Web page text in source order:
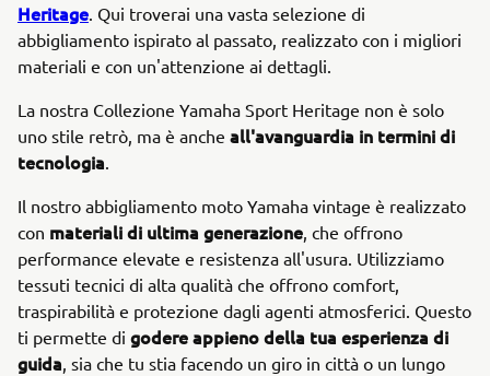
Heritage. Qui troverai una vasta selezione di
abbigliamento ispirato al passato, realizzato con i migliori
materiali e con un'attenzione ai dettagli.
La nostra Collezione Yamaha Sport Heritage non è solo
uno stile retrò, ma è anche all'avanguardia in termini di
tecnologia.
Il nostro abbigliamento moto Yamaha vintage è realizzato
con materiali di ultima generazione, che offrono
performance elevate e resistenza all'usura. Utilizziamo
tessuti tecnici di alta qualità che offrono comfort,
traspirabilità e protezione dagli agenti atmosferici. Questo
ti permette di godere appieno della tua esperienza di
guida, sia che tu stia facendo un giro in città o un lungo